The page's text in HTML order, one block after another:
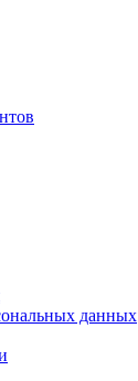
данных